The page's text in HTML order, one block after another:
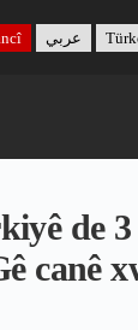
عربي
de 3
canê